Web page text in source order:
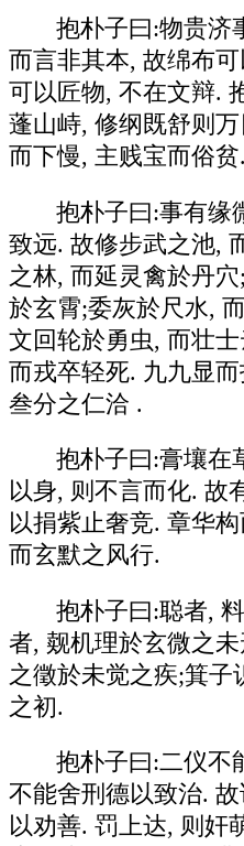
抱朴子曰:物贵济
而言非其本, 故绵布
可以匠物, 不在文辩.
蓬山峙, 修纲既舒则
而下慢, 主贱宝而俗贫.
抱朴子曰:事有缘
致远. 故修步武之池,
之林, 而延灵禽於丹
於玄霄;委灰於尺水,
文回轮於勇虫, 而壮
而戎卒轻死. 九九显
叁分之仁洽 .
抱朴子曰:膏壤在
以身, 则不言而化. 故
以捐紫止奢竞. 章华
而玄默之风行.
抱朴子曰:聪者,
者, 觌机理於玄微之
之徵於未觉之疾;箕子
之初.
抱朴子曰:二仪不
不能舍刑德以致治.
以劝善. 罚上达, 则奸